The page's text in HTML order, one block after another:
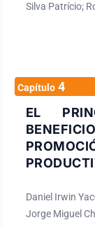
Silva Patrício;
Capítulo 4
EL
Daniel Irwin
Jorge Miguel